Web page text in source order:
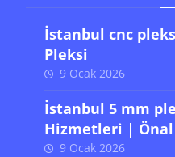
İstanbul cnc
Pleksi
9 Ocak 2026
İstanbul 5 mm
Hizmetleri | Önal
9 Ocak 2026